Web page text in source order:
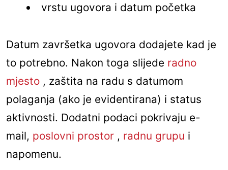
vrstu ugovora i datum početka
Datum završetka ugovora dodajete kad je
to potrebno. Nakon toga slijede radno
mjesto , zaštita na radu s datumom
polaganja (ako je evidentirana) i status
aktivnosti. Dodatni podaci pokrivaju e-
mail, poslovni prostor , radnu grupu i
napomenu.